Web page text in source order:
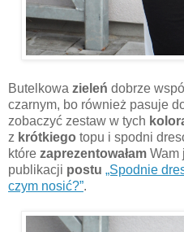
Butelkowa zieleń dobrze
czarnym, bo również pasuje
zobaczyć zestaw w tych
z krótkiego topu i spodni
które zaprezentowałam Wam
publikacji postu „Spodnie
czym nosić?”.